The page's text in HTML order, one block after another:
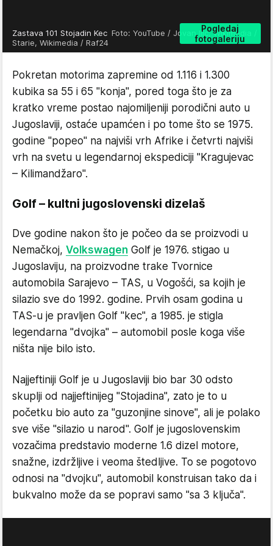
Pogledaj
fotogaleriju
Zastava 101 Stojadin Kec Foto: YouTube / Jovan Ilic, Wikimedia /
Starie, Wikimedia / Raf24
Pokretan motorima zapremine od 1.116 i 1.300
kubika sa 55 i 65 "konja", pored toga što je za
kratko vreme postao najomiljeniji porodični auto u
Jugoslaviji, ostaće upamćen i po tome što se 1975.
godine "popeo" na najviši vrh Afrike i četvrti najviši
vrh na svetu u legendarnoj ekspediciji "Kragujevac
– Kilimandžaro".
Golf – kultni jugoslovenski dizelaš
Dve godine nakon što je počeo da se proizvodi u
Nemačkoj, Volkswagen Golf je 1976. stigao u
Jugoslaviju, na proizvodne trake Tvornice
automobila Sarajevo – TAS, u Vogošći, sa kojih je
silazio sve do 1992. godine. Prvih osam godina u
TAS-u je pravljen Golf "kec", a 1985. je stigla
legendarna "dvojka" – automobil posle koga više
ništa nije bilo isto.
Najjeftiniji Golf je u Jugoslaviji bio bar 30 odsto
skuplji od najjeftinijeg "Stojadina", zato je to u
početku bio auto za "guzonjine sinove", ali je polako
sve više "silazio u narod". Golf je jugoslovenskim
vozačima predstavio moderne 1.6 dizel motore,
snažne, izdržljive i veoma štedljive. To se pogotovo
odnosi na "dvojku", automobil konstruisan tako da i
bukvalno može da se popravi samo "sa 3 ključa".